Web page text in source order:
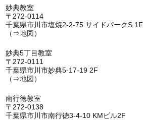
妙典教室
〒272-0114
千葉県市川市塩焼2-2-75 サイドパークS 1F
（⇒地図 ）
妙典5丁目教室
〒272-0111
千葉県市川市妙典5-17-19 2F
（⇒地図 ）
南行徳教室
〒272-0138
千葉県市川市南行徳3-4-10 KMビル2F